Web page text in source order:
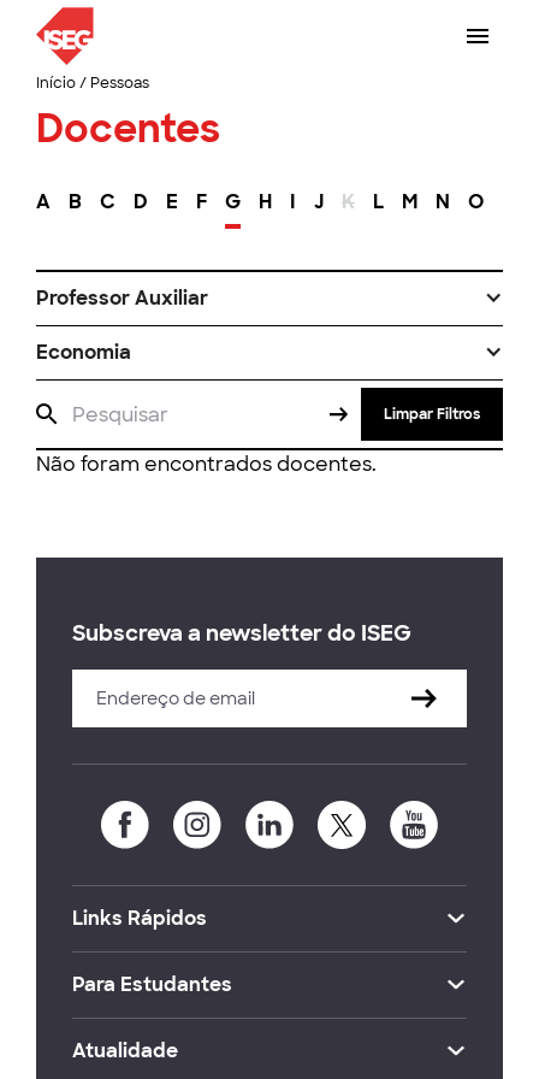
Início/ Pessoas
Docentes
A B C D E F G H I J K L M N O
Professor Auxiliar
Economia
Limpar Filtros
Não foram encontrados docentes.
Subscreva a newsletter do ISEG
Links Rápidos
Para Estudantes
Atualidade